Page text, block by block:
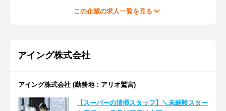
この企業の求人一覧を見る
アイング株式会社
アイング株式会社 (勤務地：アリオ鷲宮)
【スーパーの清掃スタッフ】＼未経験スター